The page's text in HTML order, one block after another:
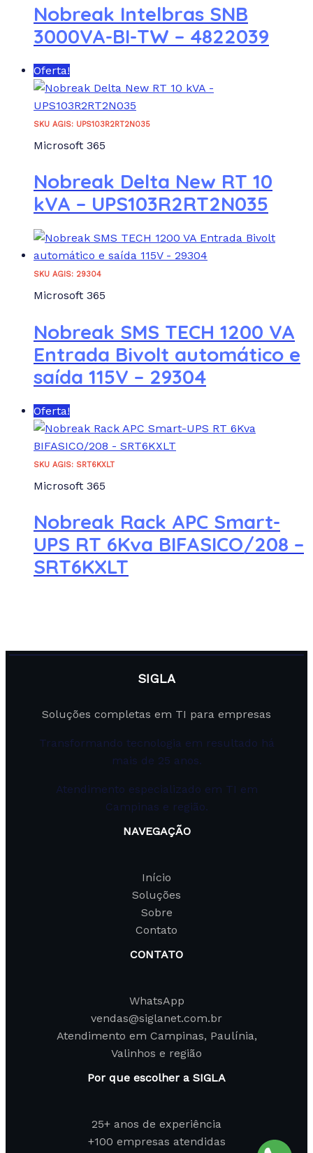
Nobreak Intelbras SNB
3000VA-BI-TW – 4822039
Oferta!
SKU AGIS: UPS103R2RT2N035
Microsoft 365
Nobreak Delta New RT 10
kVA – UPS103R2RT2N035
SKU AGIS: 29304
Microsoft 365
Nobreak SMS TECH 1200 VA
Entrada Bivolt automático e
saída 115V – 29304
Oferta!
SKU AGIS: SRT6KXLT
Microsoft 365
Nobreak Rack APC Smart-
UPS RT 6Kva BIFASICO/208 –
SRT6KXLT
SIGLA
Soluções completas em TI para empresas
Transformando tecnologia em resultado há
mais de 25 anos.
Atendimento especializado em TI em
Campinas e região.
NAVEGAÇÃO
Início
Soluções
Sobre
Contato
CONTATO
WhatsApp
vendas@siglanet.com.br
Atendimento em Campinas, Paulínia,
Valinhos e região
Por que escolher a SIGLA
25+ anos de experiência
+100 empresas atendidas